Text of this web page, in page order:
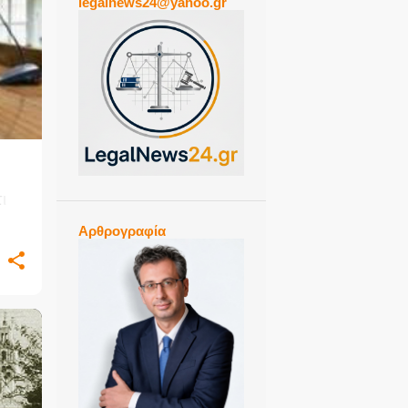
+
+
Αρθρογραφία